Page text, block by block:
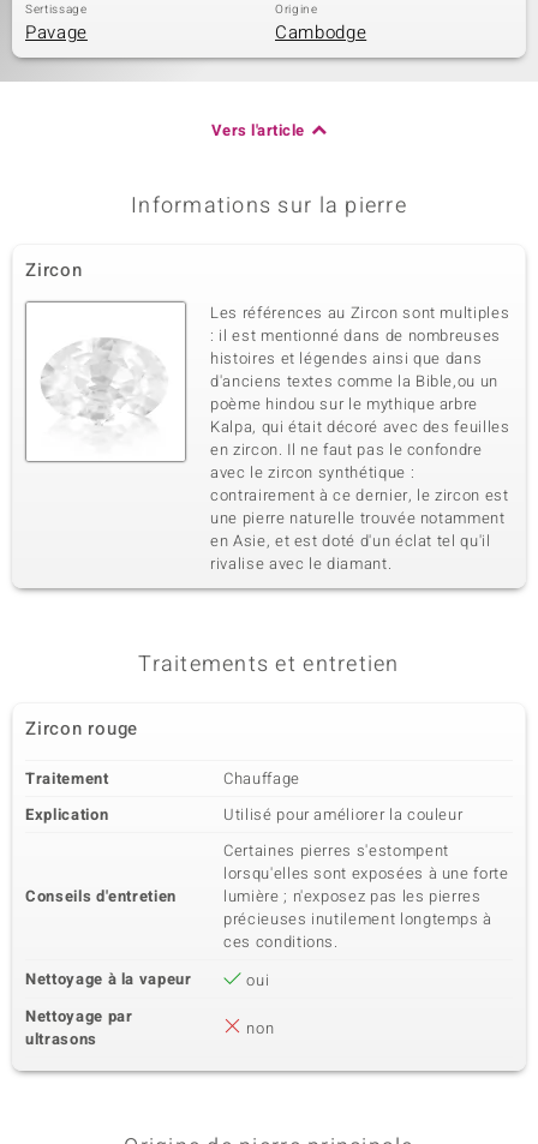
Sertissage
Pavage
Origine
Cambodge
Vers l'article
Informations sur la pierre
Zircon
Les références au Zircon sont multiples
: il est mentionné dans de nombreuses
histoires et légendes ainsi que dans
d'anciens textes comme la Bible,ou un
poème hindou sur le mythique arbre
Kalpa, qui était décoré avec des feuilles
en zircon. Il ne faut pas le confondre
avec le zircon synthétique :
contrairement à ce dernier, le zircon est
une pierre naturelle trouvée notamment
en Asie, et est doté d'un éclat tel qu'il
rivalise avec le diamant.
Traitements et entretien
Zircon rouge
Traitement
Chauffage
Explication
Utilisé pour améliorer la couleur
Conseils d'entretien
Certaines pierres s'estompent
lorsqu'elles sont exposées à une forte
lumière ; n'exposez pas les pierres
précieuses inutilement longtemps à
ces conditions.
Nettoyage à la vapeur
oui
Nettoyage par
ultrasons
non